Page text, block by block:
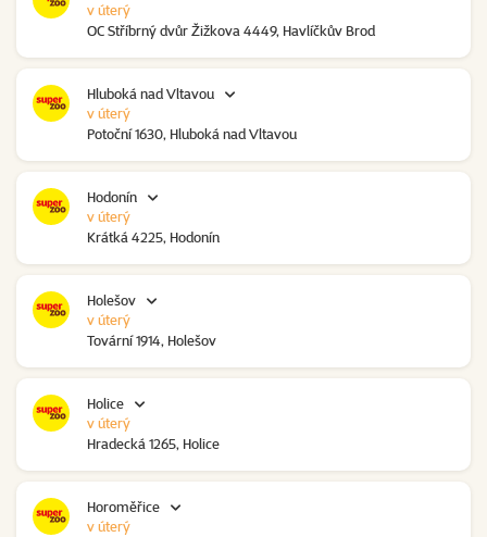
OC Stříbrný dvůr Žižkova 4449, Havlíčkův Brod
v úterý
Hluboká nad Vltavou
Potoční 1630, Hluboká nad Vltavou
v úterý
Hodonín
Krátká 4225, Hodonín
v úterý
Holešov
Tovární 1914, Holešov
v úterý
Holice
Hradecká 1265, Holice
v úterý
Horoměřice
v úterý